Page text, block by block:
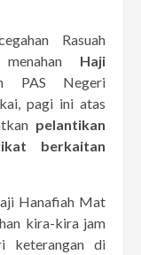
Rasuah
Haji
PAS Negeri
pagi ini atas
pelantikan
berkaitan
Hanafiah Mat
kira-kira jam
keterangan di